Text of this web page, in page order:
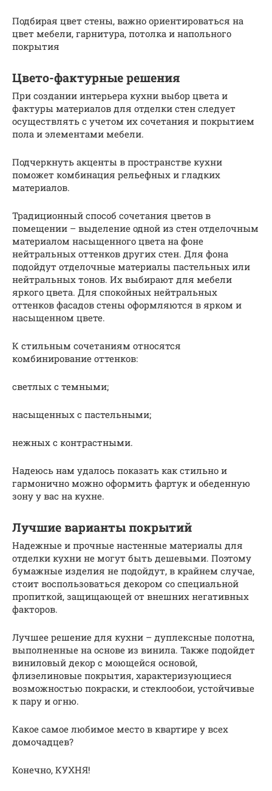
Подбирая цвет стены, важно ориентироваться на
цвет мебели, гарнитура, потолка и напольного
покрытия
Цвето-фактурные решения
При создании интерьера кухни выбор цвета и
фактуры материалов для отделки стен следует
осуществлять с учетом их сочетания и покрытием
пола и элементами мебели.
Подчеркнуть акценты в пространстве кухни
поможет комбинация рельефных и гладких
материалов.
Традиционный способ сочетания цветов в
помещении – выделение одной из стен отделочным
материалом насыщенного цвета на фоне
нейтральных оттенков других стен. Для фона
подойдут отделочные материалы пастельных или
нейтральных тонов. Их выбирают для мебели
яркого цвета. Для спокойных нейтральных
оттенков фасадов стены оформляются в ярком и
насыщенном цвете.
К стильным сочетаниям относятся
комбинирование оттенков:
светлых с темными;
насыщенных с пастельными;
нежных с контрастными.
Надеюсь нам удалось показать как стильно и
гармонично можно оформить фартук и обеденную
зону у вас на кухне.
Лучшие варианты покрытий
Надежные и прочные настенные материалы для
отделки кухни не могут быть дешевыми. Поэтому
бумажные изделия не подойдут, в крайнем случае,
стоит воспользоваться декором со специальной
пропиткой, защищающей от внешних негативных
факторов.
Лучшее решение для кухни – дуплексные полотна,
выполненные на основе из винила. Также подойдет
виниловый декор с моющейся основой,
флизелиновые покрытия, характеризующиеся
возможностью покраски, и стеклообои, устойчивые
к пару и огню.
Какое самое любимое место в квартире у всех
домочадцев?
Конечно, КУХНЯ!